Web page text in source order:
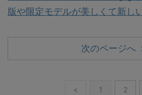
版や限定モデルが美しくて新し
次のページへ
< 1 2